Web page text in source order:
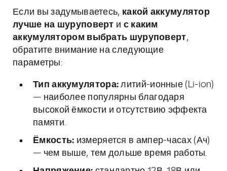
Если вы задумываетесь, какой аккумулятор
лучше на шуруповерт и с каким
аккумулятором выбрать шуруповерт,
обратите внимание на следующие
параметры:
Тип аккумулятора: литий-ионные (Li-ion)
— наиболее популярны благодаря
высокой ёмкости и отсутствию эффекта
памяти.
Ёмкость: измеряется в ампер-часах (Ач)
— чем выше, тем дольше время работы.